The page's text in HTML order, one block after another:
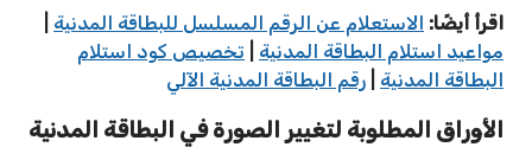
اقرأ أيضًا: الاستعلام عن الرقم المسلسل للبطاقة المدنية
مواعيد استلام البطاقة المدنية
تخصيص كود استلام
البطاقة المدنية
رقم البطاقة المدنية الآلي
الأوراق المطلوبة لتغيير الصورة في البطاقة المدنية